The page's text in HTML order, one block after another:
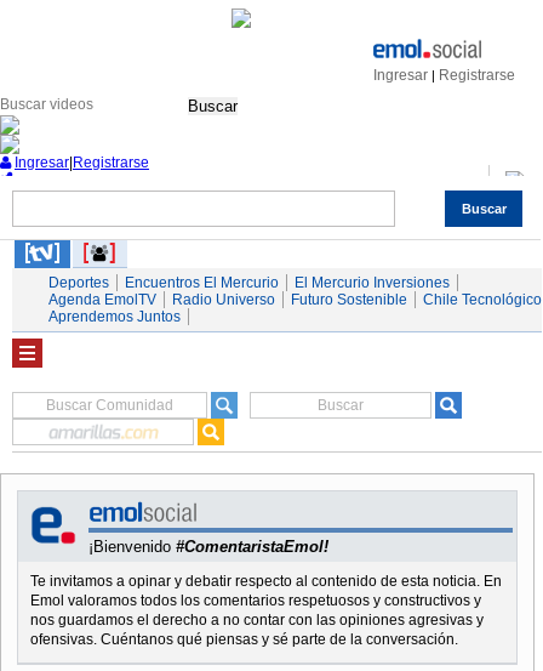
Ingresar | Registrarse
Buscar
Buscar
Ingresar Registrarse
Servicios
Deportes Encuentros El Mercurio
El Mercurio Inversiones
Agenda EmolTV
Radio Universo Futuro Sostenible
Chile Tecnológico
Aprendemos Juntos
¡Bienvenido #ComentaristaEmol!
Te invitamos a opinar y debatir respecto al contenido de esta noticia. En
Emol valoramos todos los comentarios respetuosos y constructivos y
nos guardamos el derecho a no contar con las opiniones agresivas y
ofensivas. Cuéntanos qué piensas y sé parte de la conversación.